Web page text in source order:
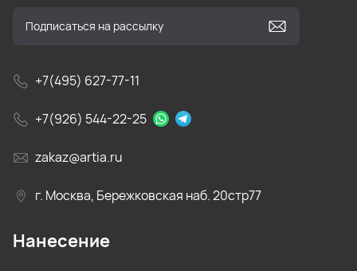
+7(495) 627-77-11
+7(926) 544-22-25
zakaz@artia.ru
г. Москва, Бережковская наб. 20стр77
Нанесение